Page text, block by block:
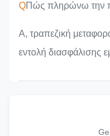
QΠώς πληρώνω την
Α, τραπεζική
εντολή διασφάλισης